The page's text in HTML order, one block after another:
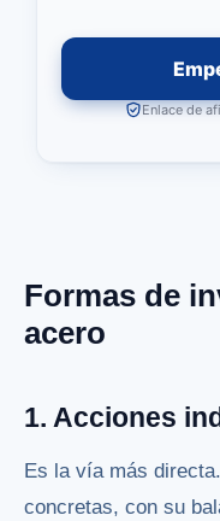
Enlace de
Formas de
acero
1. Acciones
Es la vía más
concretas, con su